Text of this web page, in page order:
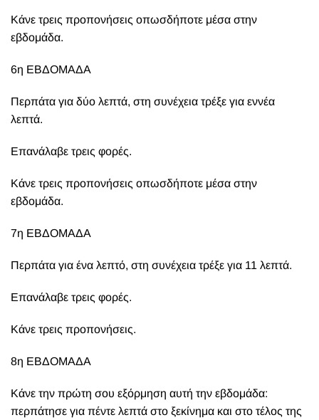
Κάνε τρεις προπονήσεις οπωσδήποτε μέσα στην
εβδομάδα.
6η ΕΒΔΟΜΑΔΑ
Περπάτα για δύο λεπτά, στη συνέχεια τρέξε για εννέα
λεπτά.
Επανάλαβε τρεις φορές.
Κάνε τρεις προπονήσεις οπωσδήποτε μέσα στην
εβδομάδα.
7η ΕΒΔΟΜΑΔΑ
Περπάτα για ένα λεπτό, στη συνέχεια τρέξε για 11 λεπτά.
Επανάλαβε τρεις φορές.
Κάνε τρεις προπονήσεις.
8η ΕΒΔΟΜΑΔΑ
Κάνε την πρώτη σου εξόρμηση αυτή την εβδομάδα:
περπάτησε για πέντε λεπτά στο ξεκίνημα και στο τέλος της